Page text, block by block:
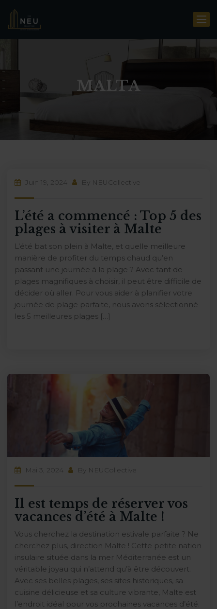
MALTA
Juin 19, 2024 By NEUCollective
L’été a commencé : Top 5 des
plages à visiter à Malte
L’été bat son plein à Malte, et quelle meilleure
manière de profiter du temps chaud qu’en
passant une journée à la plage ? Avec tant de
plages magnifiques à choisir, il peut être difficile de
décider où aller. Pour vous aider à planifier votre
journée de plage parfaite, nous avons sélectionné
les 5 meilleures plages […]
Mai 3, 2024 By NEUCollective
Il est temps de réserver vos
vacances d’été à Malte !
Vous cherchez la destination estivale parfaite ? Ne
cherchez plus, direction Malte ! Cette petite nation
insulaire située dans la mer Méditerranée est un
véritable joyau qui n’attend qu’à être découvert.
Avec ses belles plages, ses sites historiques, sa
cuisine délicieuse et sa culture vibrante, Malte est
l’endroit idéal pour vos prochaines vacances d’été.